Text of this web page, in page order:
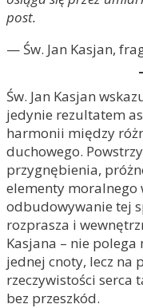
post.
— Św. Jan Kasjan,
Św. Jan Kasjan
jedynie rezultatem
harmonii między
duchowego.
przygnębienia,
elementy moralnego
odbudowywanie tej
rozprasza i
Kasjana – nie
jednej cnoty, lecz na
rzeczywistości serca
bez przeszkód.